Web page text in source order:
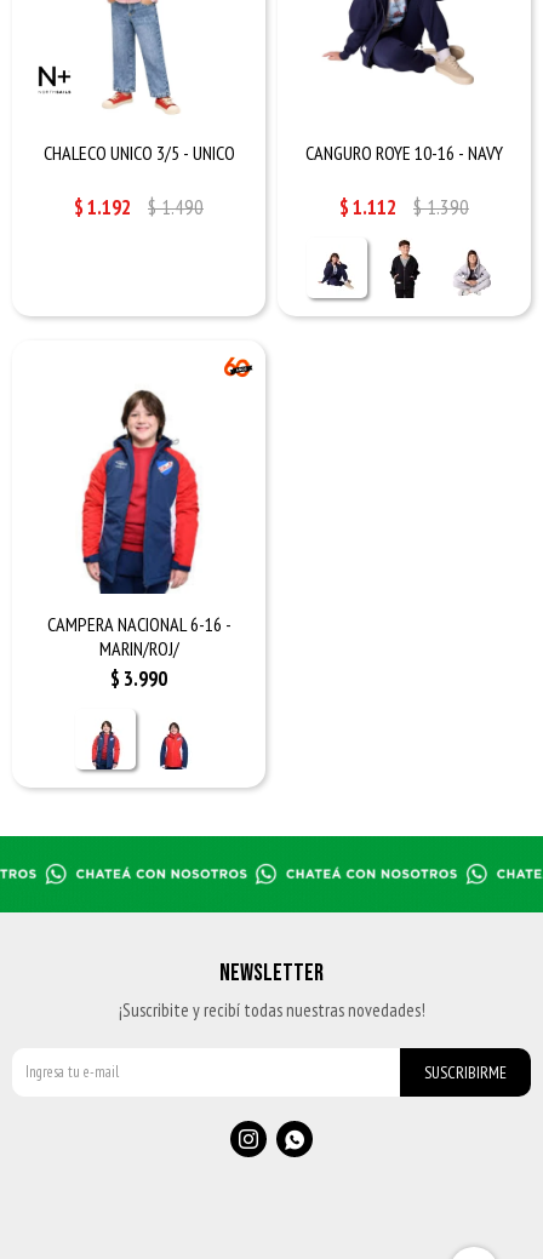
CHALECO UNICO 3/5 - UNICO
$1.192 $1.490
CANGURO ROYE 10-16 - NAVY
$1.112 $1.390
CAMPERA NACIONAL 6-16 -
MARIN/ROJ/
$ 3.990
NEWSLETTER
¡Suscribite y recibí todas nuestras novedades!
SUSCRIBIRME
 